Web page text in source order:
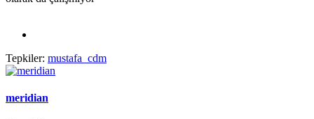
Tepkiler: mustafa_cdm
meridian